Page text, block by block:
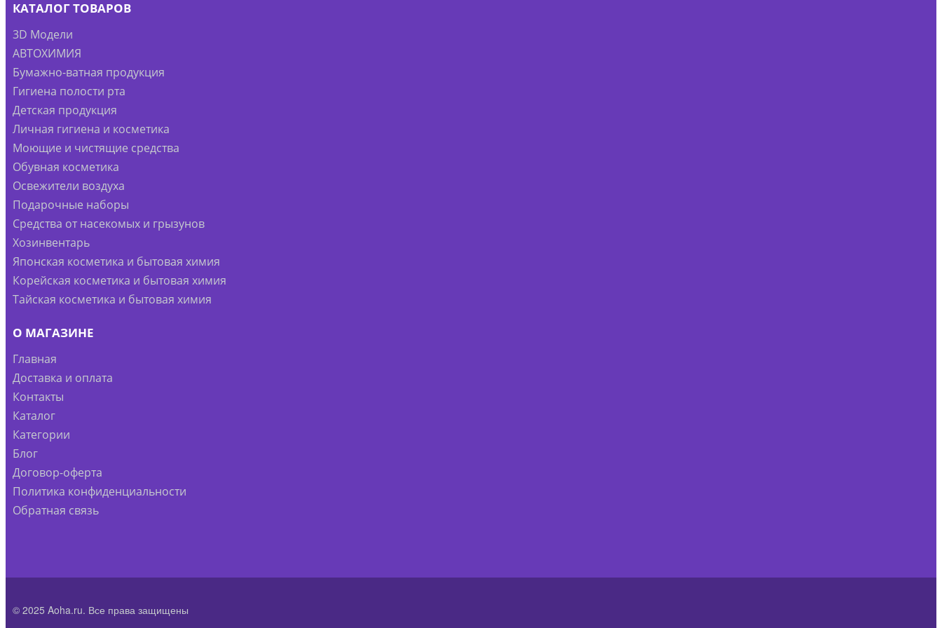
КАТАЛОГ ТОВАРОВ
3D Модели
АВТОХИМИЯ
Бумажно-ватная продукция
Гигиена полости рта
Детская продукция
Личная гигиена и косметика
Моющие и чистящие средства
Обувная косметика
Освежители воздуха
Подарочные наборы
Средства от насекомых и грызунов
Хозинвентарь
Японская косметика и бытовая химия
Корейская косметика и бытовая химия
Тайская косметика и бытовая химия
О МАГАЗИНЕ
Главная
Доставка и оплата
Контакты
Каталог
Категории
Блог
Договор-оферта
Политика конфиденциальности
Обратная связь
© 2025 Aoha.ru. Все права защищены